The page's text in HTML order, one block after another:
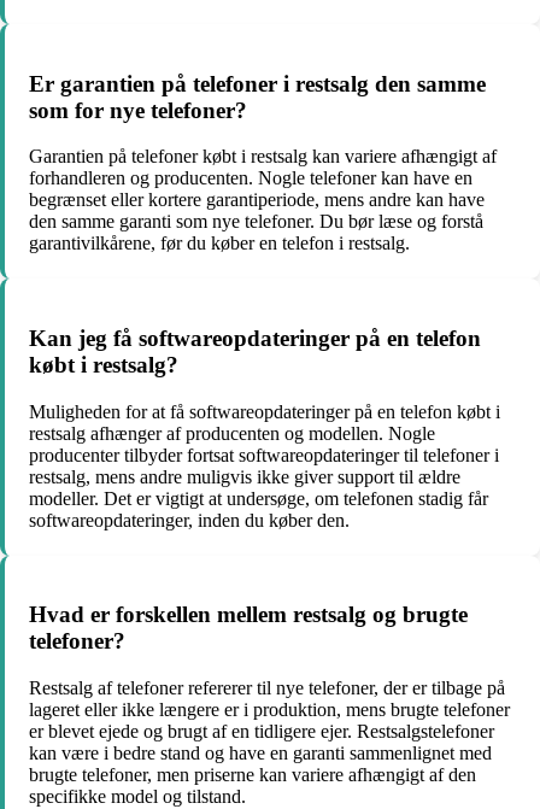
Er garantien på telefoner i restsalg den samme
som for nye telefoner?
Garantien på telefoner købt i restsalg kan variere afhængigt af
forhandleren og producenten. Nogle telefoner kan have en
begrænset eller kortere garantiperiode, mens andre kan have
den samme garanti som nye telefoner. Du bør læse og forstå
garantivilkårene, før du køber en telefon i restsalg.
Kan jeg få softwareopdateringer på en telefon
købt i restsalg?
Muligheden for at få softwareopdateringer på en telefon købt i
restsalg afhænger af producenten og modellen. Nogle
producenter tilbyder fortsat softwareopdateringer til telefoner i
restsalg, mens andre muligvis ikke giver support til ældre
modeller. Det er vigtigt at undersøge, om telefonen stadig får
softwareopdateringer, inden du køber den.
Hvad er forskellen mellem restsalg og brugte
telefoner?
Restsalg af telefoner refererer til nye telefoner, der er tilbage på
lageret eller ikke længere er i produktion, mens brugte telefoner
er blevet ejede og brugt af en tidligere ejer. Restsalgstelefoner
kan være i bedre stand og have en garanti sammenlignet med
brugte telefoner, men priserne kan variere afhængigt af den
specifikke model og tilstand.